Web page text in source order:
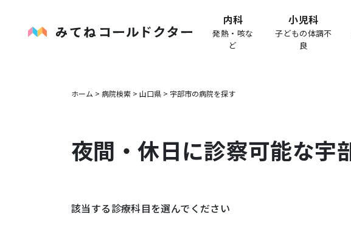
内科
発熱・咳な
ど
小児科
子どもの体調不
良
ホーム > 病院検索 > 山口県 > 宇部市の病院を探す
夜間・休日に診察可能な宇
該当する診療科目を選んでください